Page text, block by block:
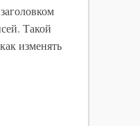
Такой
изменять